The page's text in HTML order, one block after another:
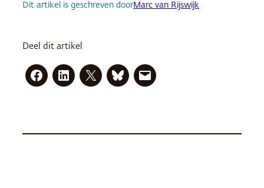
Dit artikel is geschreven doorMarc van Rijswijk
Deel dit artikel